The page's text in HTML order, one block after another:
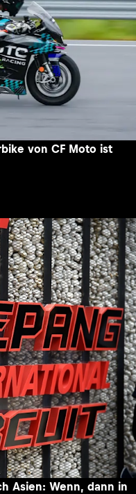
von CF Moto ist
Asien: Wenn, dann in